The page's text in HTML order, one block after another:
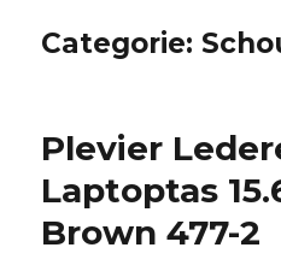
Categorie:
Plevier
Laptoptas
Brown 477-2